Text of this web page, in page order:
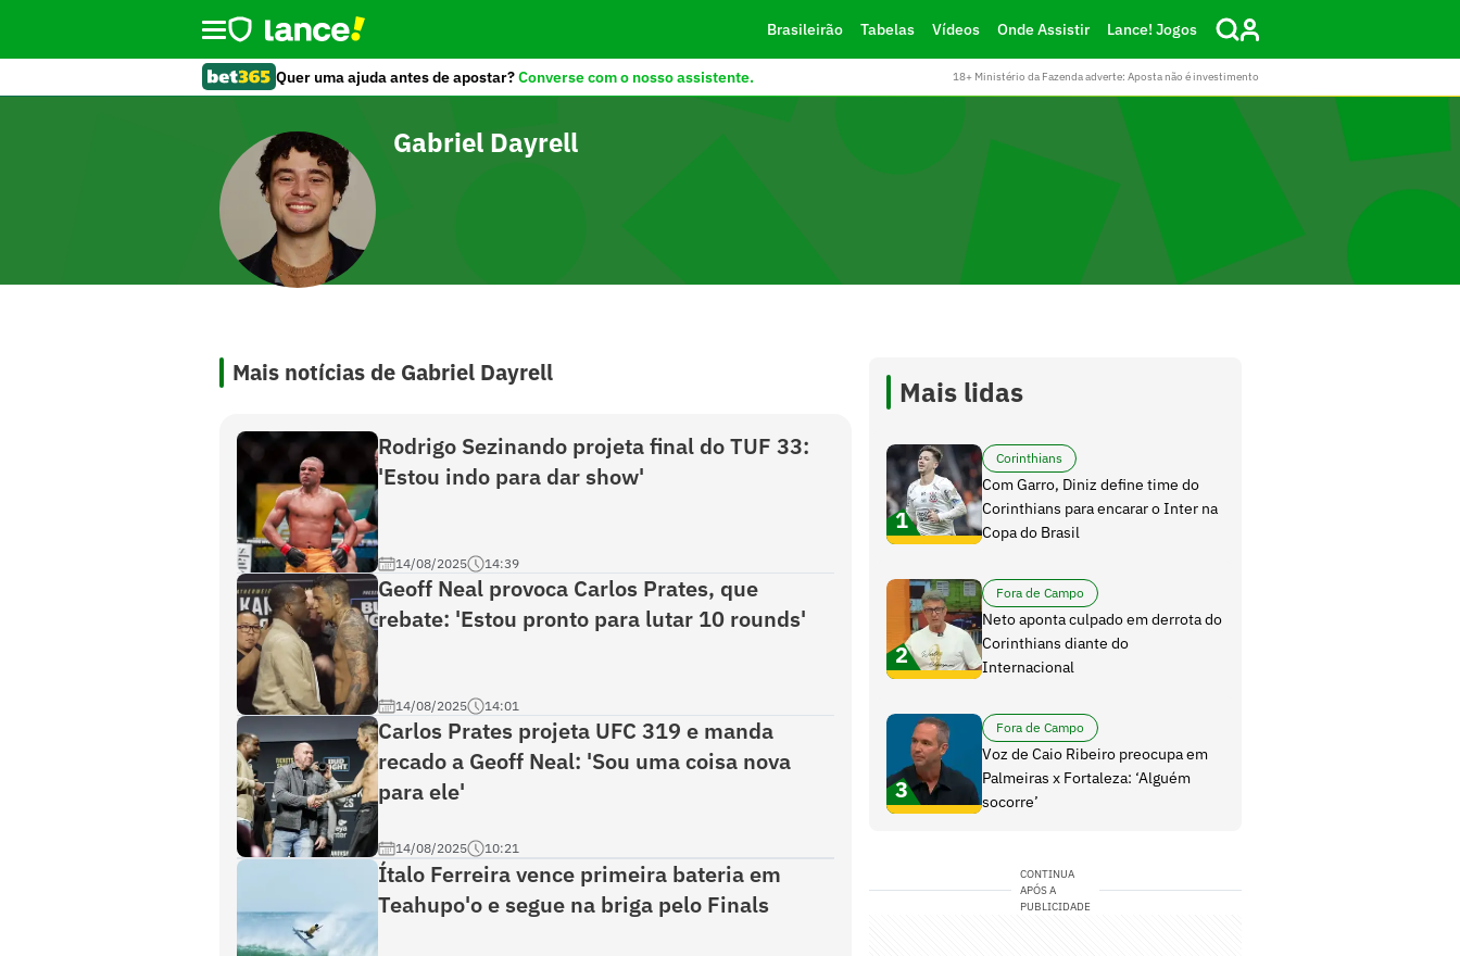
Brasileirão Tabelas Vídeos Onde Assistir Lance! Jogos
Quer uma ajuda antes de apostar?Converse com o nosso assistente. 18+ Ministério da Fazenda adverte: Aposta não é investimento
Gabriel Dayrell
Mais notícias de Gabriel Dayrell
Rodrigo Sezinando projeta final do TUF 33:
'Estou indo para dar show'
14/08/2025 14:39
Geoff Neal provoca Carlos Prates, que
rebate: 'Estou pronto para lutar 10 rounds'
14/08/2025 14:01
Carlos Prates projeta UFC 319 e manda
recado a Geoff Neal: 'Sou uma coisa nova
para ele'
14/08/2025 10:21
Ítalo Ferreira vence primeira bateria em
Teahupo'o e segue na briga pelo Finals
Mais lidas
1
Corinthians
Com Garro, Diniz define time do
Corinthians para encarar o Inter na
Copa do Brasil
2
Fora de Campo
Neto aponta culpado em derrota do
Corinthians diante do
Internacional
3
Fora de Campo
Voz de Caio Ribeiro preocupa em
Palmeiras x Fortaleza: ‘Alguém
socorre’
CONTINUA
APÓS A
PUBLICIDADE